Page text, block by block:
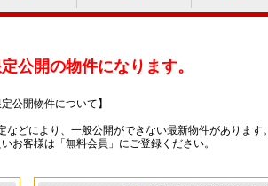
公開の物件になります。
定公開物件について】
どにより、一般公開ができない最新物件があります。
お客様は「無料会員」にご登録ください。